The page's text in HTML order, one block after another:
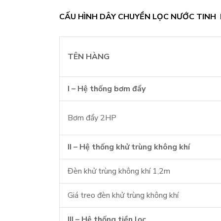
CẤU HÌNH DÂY CHUYỀN LỌC NƯỚC
TÊN HÀNG
I – Hệ thống bơm đẩy
Bơm đẩy 2HP
II – Hệ thống khử trùng không khí
Đèn khử trùng không khí 1,2m
Giá treo đèn khử trùng không khí